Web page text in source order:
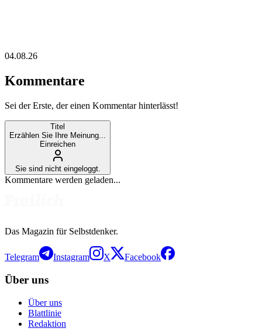
04.08.26
Kommentare
Sei der Erste, der einen Kommentar hinterlässt!
Titel
Erzählen Sie Ihre Meinung...
Einreichen
Sie sind nicht eingeloggt.
Kommentare werden geladen...
Das Magazin für Selbstdenker.
Telegram Instagram X Facebook
Über uns
Über uns
Blattlinie
Redaktion